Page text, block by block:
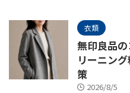
衣類
無印良品
リーニン
策
2026/8/5